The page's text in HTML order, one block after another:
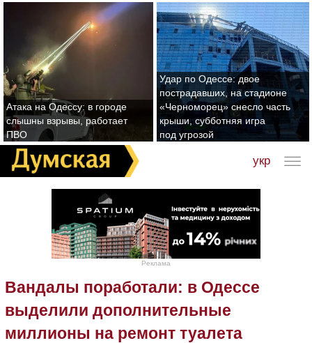
Атака на Одессу: в городе
слышны взрывы, работает
ПВО
Удар по Одессе: двое
пострадавших, на стадионе
«Черноморец» снесло часть
крыши, субботняя игра
под угрозой
укр
Реклама
Вандалы поработали: в Одессе
выделили дополнительные
миллионы на ремонт туалета